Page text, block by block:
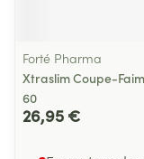
Forté Pharma
Xtraslim Coupe-
60
26,95 €